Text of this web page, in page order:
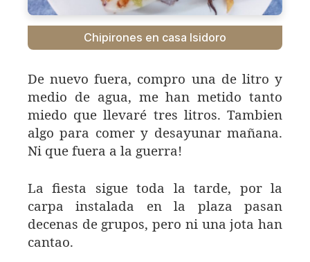
Chipirones en casa Isidoro
De nuevo fuera, compro una de litro y
medio de agua, me han metido tanto
miedo que llevaré tres litros. Tambien
algo para comer y desayunar mañana.
Ni que fuera a la guerra!
La fiesta sigue toda la tarde, por la
carpa instalada en la plaza pasan
decenas de grupos, pero ni una jota han
cantao.